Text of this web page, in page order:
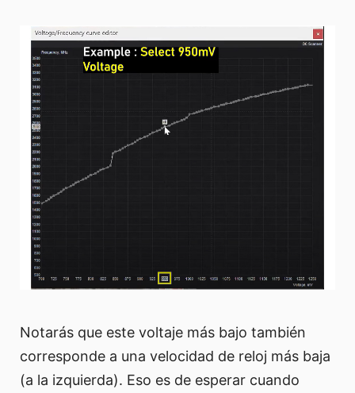
Notarás que este voltaje más bajo también
corresponde a una velocidad de reloj más baja
(a la izquierda). Eso es de esperar cuando